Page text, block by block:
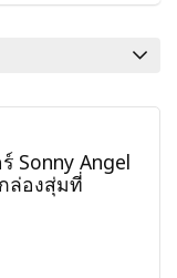
Sonny Angel
ล่องสุ่มที่